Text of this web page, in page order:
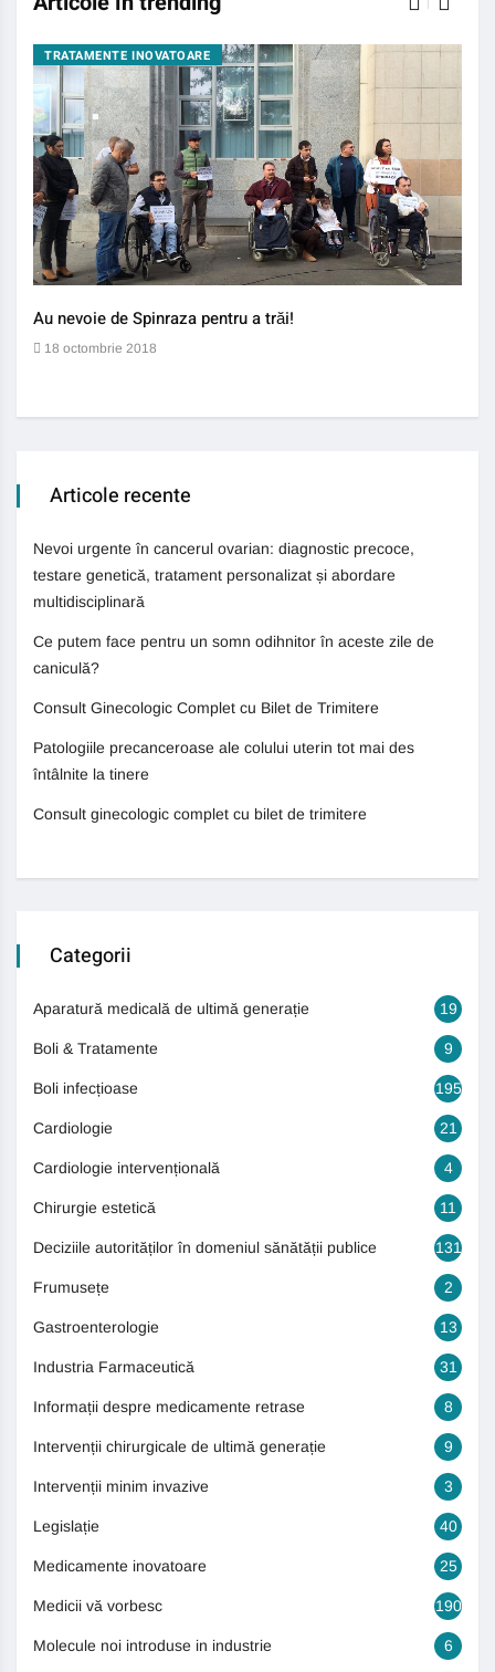
TRATAMENTE INOVATOARE
Au nevoie de Spinraza pentru a trăi!
18 octombrie 2018
Articole recente
Nevoi urgente în cancerul ovarian: diagnostic precoce,
testare genetică, tratament personalizat și abordare
multidisciplinară
Ce putem face pentru un somn odihnitor în aceste zile de
caniculă?
Consult Ginecologic Complet cu Bilet de Trimitere
Patologiile precanceroase ale colului uterin tot mai des
întâlnite la tinere
Consult ginecologic complet cu bilet de trimitere
Categorii
Aparatură medicală de ultimă generație 19
Boli & Tratamente 9
Boli infecțioase 195
Cardiologie 21
Cardiologie intervențională 4
Chirurgie estetică 11
Deciziile autorităților în domeniul sănătății publice 131
Frumusețe 2
Gastroenterologie 13
Industria Farmaceutică 31
Informații despre medicamente retrase 8
Intervenții chirurgicale de ultimă generație 9
Intervenții minim invazive 3
Legislație 40
Medicamente inovatoare 25
Medicii vă vorbesc 190
Molecule noi introduse in industrie 6